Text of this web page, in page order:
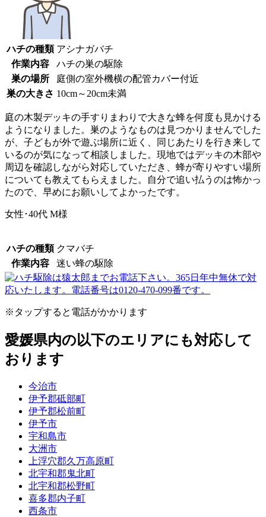
ハチの種類 アシナガバチ
作業内容
ハチの巣の駆除
巣の場所
庭側の室外機横の配管カバー付近
巣の大きさ 10cm～20cm未満
庭の木製デッキの手すりまわりで大きな蜂を何度も見かける
ようになりました。巣のようなものは見つかりませんでした
が、子どもが外で遊ぶ場所に近く、同じあたりを行き来して
いるのが気になって相談しました。現地ではデッキの木部や
周辺を確認しながら対応していただき、蜂が寄りやすい場所
についても教えてもらえました。自分で追い払うのは怖かっ
たので、早めにお願いしてよかったです。
女性･40代 M様
ハチの種類 クマバチ
作業内容
迷い蜂の駆除
※タップすると電話がかかります
愛媛県内の以下のエリアにも対応して
おります
今治市
伊予郡砥部町
伊予郡松前町
伊予市
宇和島市
大洲市
上浮穴郡久万高原町
北宇和郡鬼北町
北宇和郡松野町
喜多郡内子町
西条市